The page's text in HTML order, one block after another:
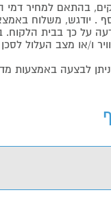
בהתאם למחיר דמי
. יודגש, משלוח
על כך בבית
ו/או מצב העלול
לבצעה באמצעות